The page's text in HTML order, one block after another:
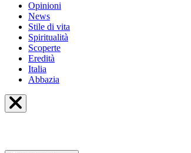
Opinioni
News
Stile di vita
Spiritualità
Scoperte
Eredità
Italia
Abbazia